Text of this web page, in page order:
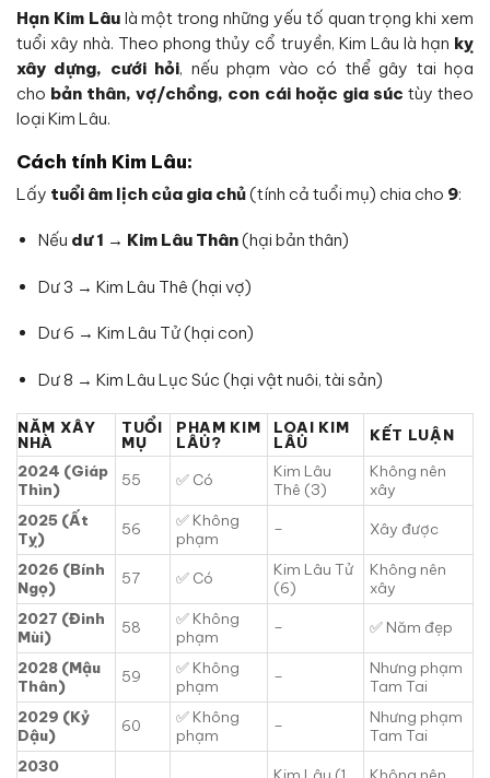
Hạn Kim Lâulà một trong những yếu tố quan trọng khi xem
tuổi xây nhà. Theo phong thủy cổ truyền, Kim Lâu là hạn kỵ
xây dựng, cưới hỏi, nếu phạm vào có thể gây tai họa
cho bản thân, vợ/chồng, con cái hoặc gia súc tùy theo
loại Kim Lâu.
Cách tính Kim Lâu:
Lấy tuổi âm lịch của gia chủ(tính cả tuổi mụ) chia cho 9:
Nếu dư 1 → Kim Lâu Thân(hại bản thân)
Dư 3 → Kim Lâu Thê (hại vợ)
Dư 6 → Kim Lâu Tử (hại con)
Dư 8 → Kim Lâu Lục Súc (hại vật nuôi, tài sản)
NĂM XÂY
NHÀ
TUỔI
MỤ
PHẠM KIM
LÂU?
LOẠI KIM
LÂU
KẾT LUẬN
2024 (Giáp
Thìn)
55 ✅ Có
Kim Lâu
Thê (3)
Không nên
xây
2025 (Ất
Tỵ)
56
✅ Không
phạm
– Xây được
2026 (Bính
Ngọ)
57 ✅ Có
Kim Lâu Tử
(6)
Không nên
xây
2027 (Đinh
Mùi)
58
✅ Không
phạm
– ✅ Năm đẹp
2028 (Mậu
Thân)
59
✅ Không
phạm
–
Nhưng phạm
Tam Tai
2029 (Kỷ
Dậu)
60
✅ Không
phạm
–
Nhưng phạm
Tam Tai
2030